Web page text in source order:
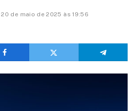
20 de maio de 2025 às 19:56